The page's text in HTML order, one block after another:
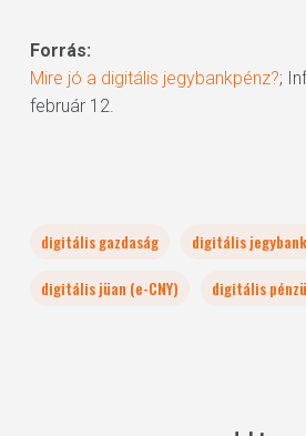
Forrás:
Mire jó a digitális jegybankpénz?;
február 12.
digitális gazdaság
digitális
digitális jüan (e-CNY)
digitális